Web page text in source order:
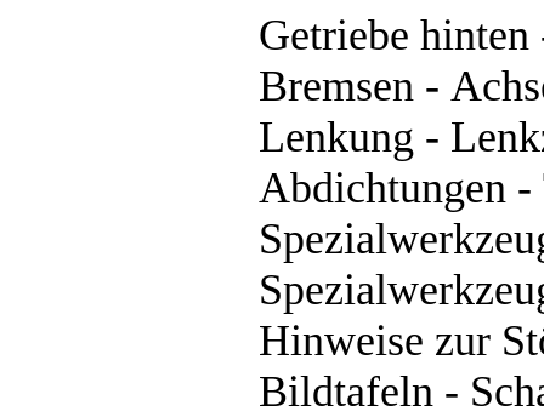
Getriebe
Bremsen -
Lenkung -
Abdichtungen -
Hinweise zur
Bildtafeln -